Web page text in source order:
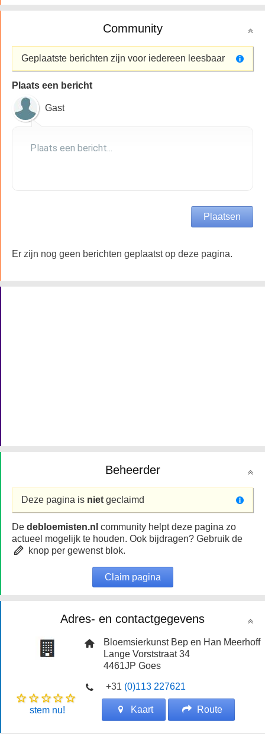
Community
Geplaatste berichten zijn voor iedereen leesbaar
Plaats een bericht
Gast
Er zijn nog geen berichten geplaatst op deze pagina.
Beheerder
Deze pagina is niet geclaimd
De debloemisten.nl community helpt deze pagina zo
actueel mogelijk te houden. Ook bijdragen? Gebruik de
knop per gewenst blok.
Claim pagina
Adres- en contactgegevens
Bloemsierkunst Bep en Han Meerhoff
Lange Vorststraat 34
4461JPGoes
+31 (0)113 227621
stem nu! Kaart Route